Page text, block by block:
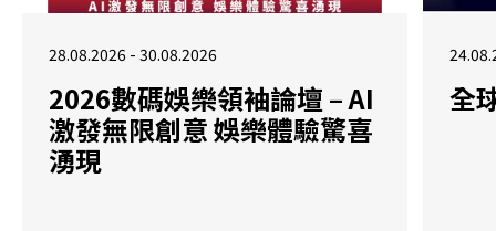
28.08.2026 - 30.08.2026
2026數碼娛樂領袖論壇 – AI
激發無限創意 娛樂體驗驚喜
湧現
全